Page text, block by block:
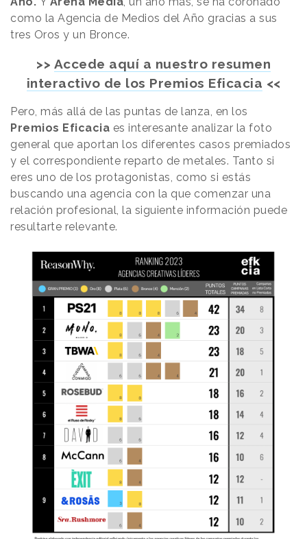
como la Agencia de Medios del Año gracias a sus
tres Oros y un Bronce.
>> Accede aquí a nuestro resumen
interactivo de los Premios Eficacia <<
Pero, más allá de las puntas de lanza, en los
Premios Eficacia es interesante analizar la foto
general que aportan los diferentes casos premiados
y el correspondiente reparto de metales. Tanto si
eres uno de los protagonistas, como si estás
buscando una agencia con la que comenzar una
relación profesional, la siguiente información puede
resultarte relevante.